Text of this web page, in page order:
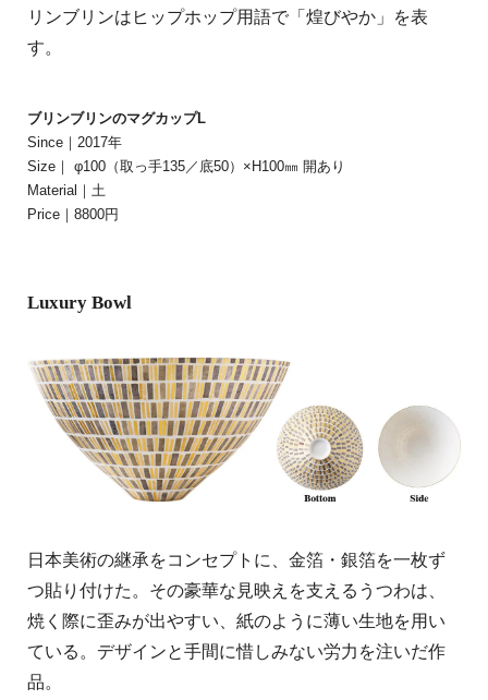
リンブリンはヒップホップ用語で「煌びやか」を表
す。
ブリンブリンのマグカップL
Since｜2017年
Size｜ φ100（取っ手135／底50）×H100㎜ 開あり
Material｜土
Price｜8800円
Luxury Bowl
日本美術の継承をコンセプトに、金箔・銀箔を一枚ず
つ貼り付けた。その豪華な見映えを支えるうつわは、
焼く際に歪みが出やすい、紙のように薄い生地を用い
ている。デザインと手間に惜しみない労力を注いだ作
品。